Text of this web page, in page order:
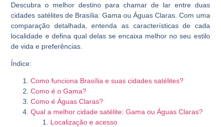
Descubra o melhor destino para chamar de lar entre duas
cidades satélites de Brasília: Gama ou Águas Claras. Com uma
comparação detalhada, entenda as características de cada
localidade e defina qual delas se encaixa melhor no seu estilo
de vida e preferências.
Índice:
Como funciona Brasília e suas cidades satélites?
Como é o Gama?
Como é Águas Claras?
Qual a melhor cidade satélite: Gama ou Águas Claras?
Localização e acesso